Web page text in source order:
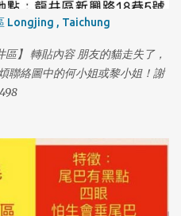
Longjing , Taichung
】 轉貼內容 朋友的貓走失了，
聯絡圖中的何小姐或黎小姐！謝